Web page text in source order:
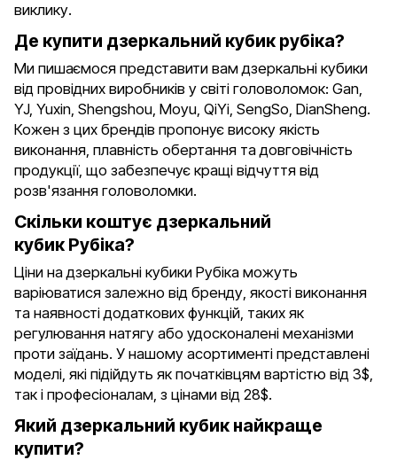
виклику.
Де купити дзеркальний кубик рубіка?
Ми пишаємося представити вам дзеркальні кубики
від провідних виробників у світі головоломок: Gan,
YJ, Yuxin, Shengshou, Moyu, QiYi, SengSo, DianSheng.
Кожен з цих брендів пропонує високу якість
виконання, плавність обертання та довговічність
продукції, що забезпечує кращі відчуття від
розв'язання головоломки.
Скільки коштує дзеркальний
кубик Рубіка?
Ціни на дзеркальні кубики Рубіка можуть
варіюватися залежно від бренду, якості виконання
та наявності додаткових функцій, таких як
регулювання натягу або удосконалені механізми
проти заїдань. У нашому асортименті представлені
моделі, які підійдуть як початківцям вартістю від 3$,
так і професіоналам, з цінами від 28$.
Який дзеркальний кубик найкраще
купити?